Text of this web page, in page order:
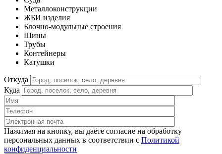
Металлоконструкции
ЖБИ изделия
Блочно-модульные строения
Шины
Трубы
Контейнеры
Катушки
Откуда
Куда
Нажимая на кнопку, вы даёте согласие на обработку
персональных данных в соответствии c Политикой
конфиденциальности